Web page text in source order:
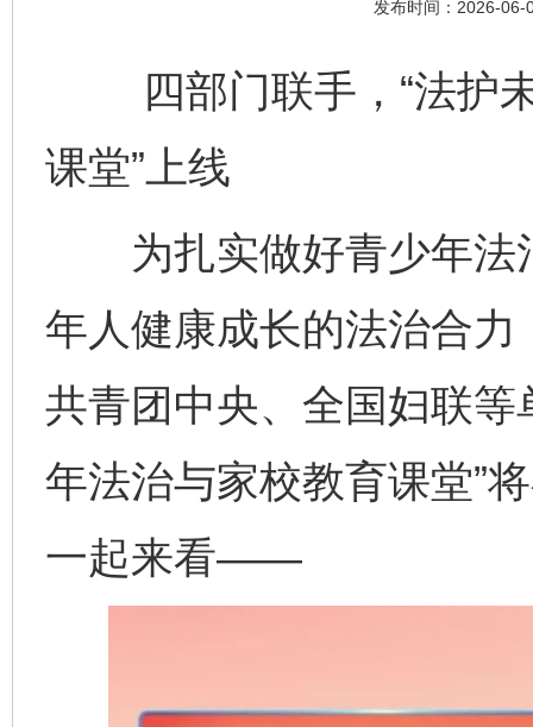
发布时间：2026-
四部门联手，“法护
课堂”上线
为扎实做好青少年法
年人健康成长的法治合
共青团中央、全国妇联
年法治与家校教育课堂”
一起来看——